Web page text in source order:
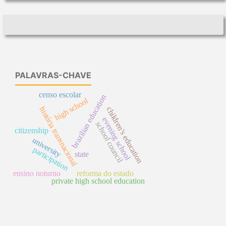
PALAVRAS-CHAVE
história transnacionalbrazilian educationschool council
citizenship
participation
reforma do estado
private high school education
university
ensino noturno
high school
evening school
children’s education
censo escolar
state